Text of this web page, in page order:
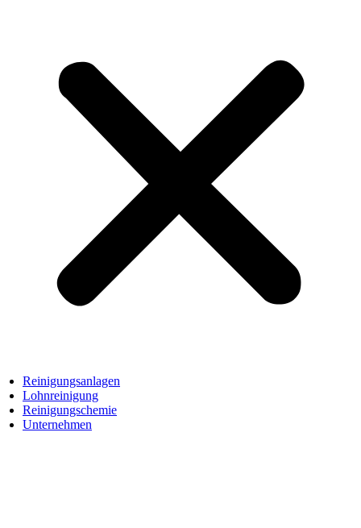
Reinigungsanlagen
Lohnreinigung
Reinigungschemie
Unternehmen